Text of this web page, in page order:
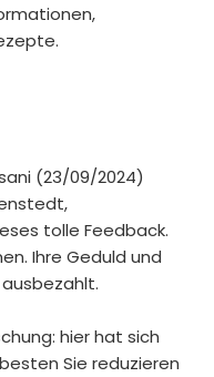
(23/09/2024)
tolle Feedback.
Ihre Geduld und
hier hat sich
Sie reduzieren